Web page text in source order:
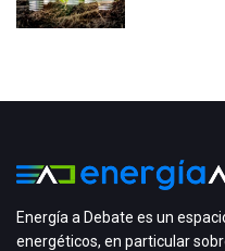
Energía a Debate es un
energéticos, en particular